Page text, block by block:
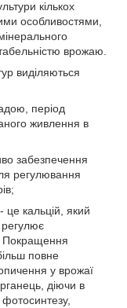
кількох
особливостями,
врожаю.
виділяються
період
живлення в
забезпечення
регулювання
кальцій, який
регулює
Покращення
повне
у врожаї
діючи в